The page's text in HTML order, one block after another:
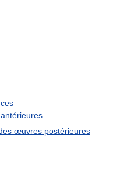
œuvres postérieures